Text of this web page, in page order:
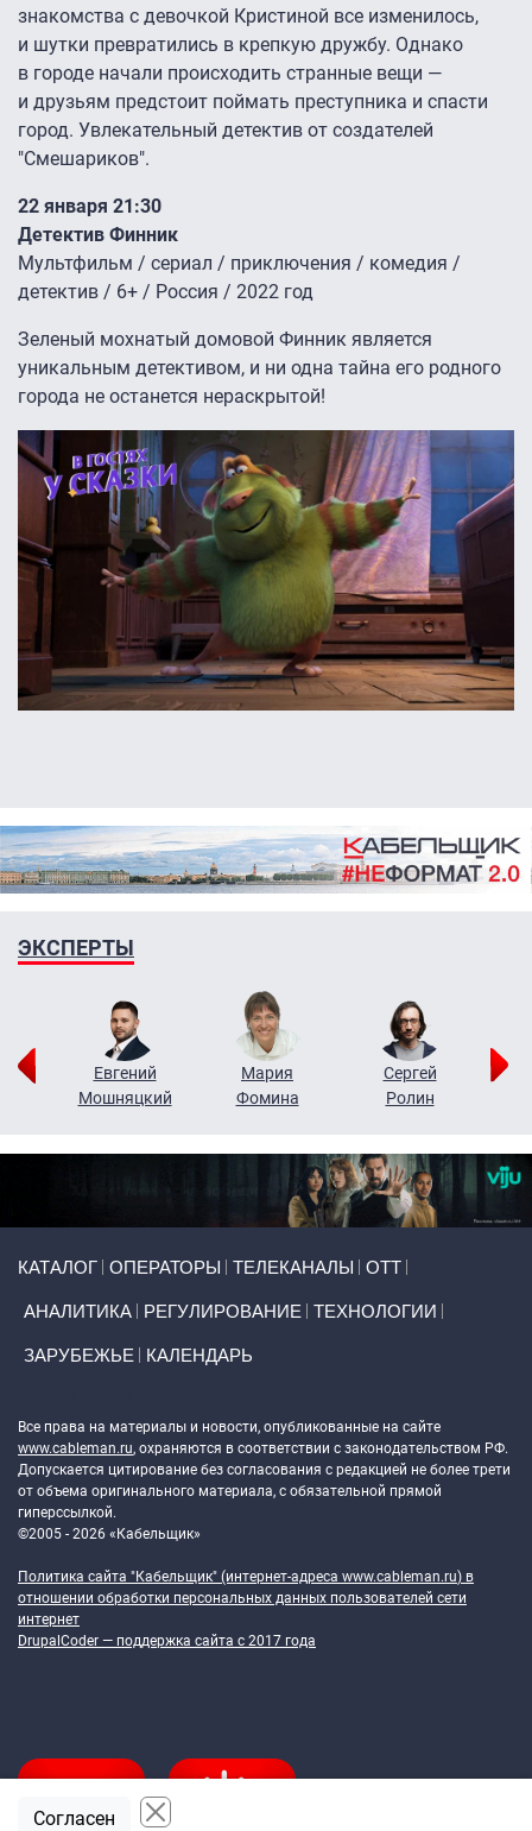
знакомства с девочкой Кристиной все изменилось,
и шутки превратились в крепкую дружбу. Однако
в городе начали происходить странные вещи —
и друзьям предстоит поймать преступника и спасти
город. Увлекательный детектив от создателей
"Смешариков".
22 января 21:30
Детектив Финник
Мультфильм / сериал / приключения / комедия /
детектив / 6+ / Россия / 2022 год
Зеленый мохнатый домовой Финник является
уникальным детективом, и ни одна тайна его родного
города не останется нераскрытой!
ЭКСПЕРТЫ
Евгений
Мошняцкий
Мария
Фомина
Сергей
Ролин
КАТАЛОГ ОПЕРАТОРЫ ТЕЛЕКАНАЛЫ ОТТ
АНАЛИТИКА РЕГУЛИРОВАНИЕ ТЕХНОЛОГИИ
ЗАРУБЕЖЬЕ КАЛЕНДАРЬ
Все права на материалы и новости, опубликованные на сайте
www.cableman.ru, охраняются в соответствии с законодательством РФ.
Допускается цитирование без согласования с редакцией не более трети
от объема оригинального материала, с обязательной прямой
гиперссылкой.
©2005 - 2026 «Кабельщик»
Политика сайта "Кабельщик" (интернет-адреса www.cableman.ru) в
отношении обработки персональных данных пользователей сети
интернет
DrupalCoder — поддержка сайта c 2017 года
Согласен